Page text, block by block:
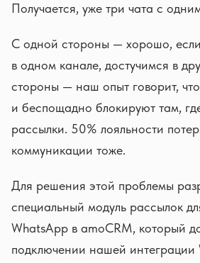
Получается, уже три чата с
С одной стороны — хорошо, если
в одном канале, достучимся в
стороны — наш опыт говорит,
и беспощадно блокируют там,
рассылки. 50% лояльности
коммуникации тоже.
Для решения этой проблемы
специальный модуль рассылок
WhatsApp в amoCRM, который
подключении нашей интеграции